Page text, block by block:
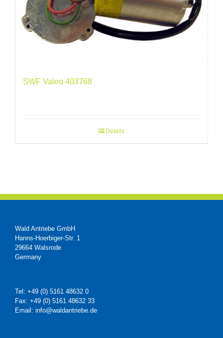
SWF Valeo 403768
Details
Wald Antriebe GmbH
Hanns-Hoerbiger-Str. 1
29664 Walsrode
Germany
Tel: +49 (0) 5161 48632 0
Fax: +49 (0) 5161 48632 33
Email: info@waldantriebe.de